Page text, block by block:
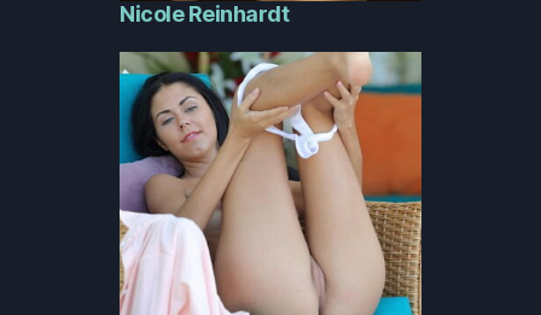
Nicole Reinhardt